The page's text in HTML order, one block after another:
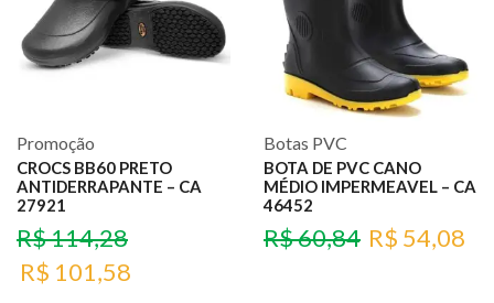
Promoção
CROCS BB60 PRETO
ANTIDERRAPANTE – CA
27921
R$114,28
R$ 101,58
Botas PVC
BOTA DE PVC CANO
MÉDIO IMPERMEAVEL – CA
46452
R$60,84 R$ 54,08